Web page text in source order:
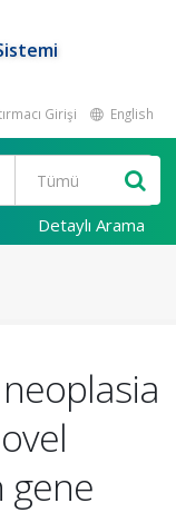
Girişi English
Detaylı Arama